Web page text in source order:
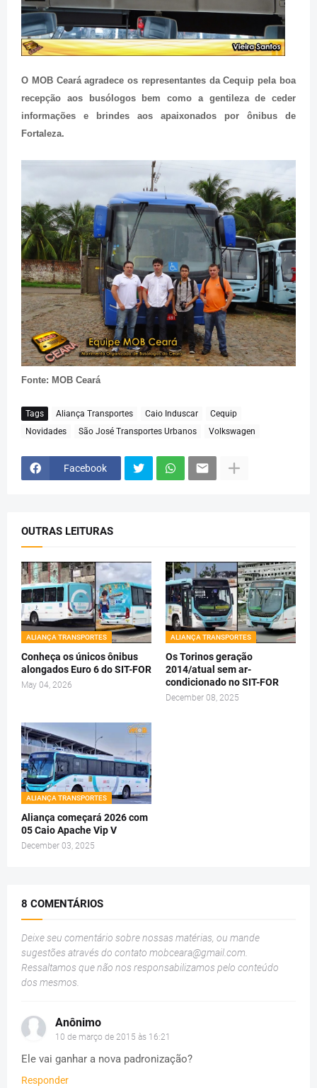
O MOB Ceará agradece os representantes da Cequip pela boa
recepção aos busólogos bem como a gentileza de ceder
informações e brindes aos apaixonados por ônibus de
Fortaleza.
Fonte: MOB Ceará
Tags Aliança Transportes Caio Induscar
Cequip
Novidades
São José Transportes Urbanos Volkswagen
Facebook
OUTRAS LEITURAS
ALIANÇA TRANSPORTES
Conheça os únicos ônibus
alongados Euro 6 do SIT-FOR
May 04, 2026
ALIANÇA TRANSPORTES
Os Torinos geração
2014/atual sem ar-
condicionado no SIT-FOR
December 08, 2025
ALIANÇA TRANSPORTES
Aliança começará 2026 com
05 Caio Apache Vip V
December 03, 2025
8 COMENTÁRIOS
Deixe seu comentário sobre nossas matérias, ou mande
sugestões através do contato mobceara@gmail.com
Ressaltamos que não nos responsabilizamos pelo conteúdo
dos mesmos.
Anônimo
10 de março de 2015 às 16:21
Ele vai ganhar a nova padronização?
Responder